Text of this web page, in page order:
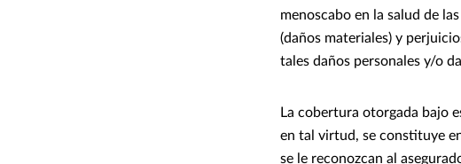
menoscabo en la salud de
(daños materiales) y
tales daños personales y/o
La cobertura otorgada bajo
en tal virtud, se constituye
se le reconozcan al